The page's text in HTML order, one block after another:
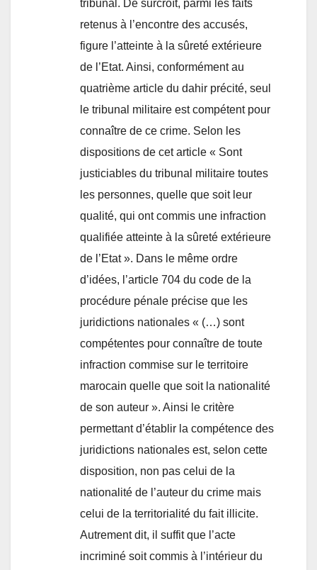
tribunal. De surcroît, parmi les faits
retenus à l’encontre des accusés,
figure l’atteinte à la sûreté extérieure
de l’Etat. Ainsi, conformément au
quatrième article du dahir précité, seul
le tribunal militaire est compétent pour
connaître de ce crime. Selon les
dispositions de cet article « Sont
justiciables du tribunal militaire toutes
les personnes, quelle que soit leur
qualité, qui ont commis une infraction
qualifiée atteinte à la sûreté extérieure
de l’Etat ». Dans le même ordre
d’idées, l’article 704 du code de la
procédure pénale précise que les
juridictions nationales « (…) sont
compétentes pour connaître de toute
infraction commise sur le territoire
marocain quelle que soit la nationalité
de son auteur ». Ainsi le critère
permettant d’établir la compétence des
juridictions nationales est, selon cette
disposition, non pas celui de la
nationalité de l’auteur du crime mais
celui de la territorialité du fait illicite.
Autrement dit, il suffit que l’acte
incriminé soit commis à l’intérieur du